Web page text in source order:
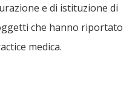
e di istituzione di
che hanno riportato
medica.